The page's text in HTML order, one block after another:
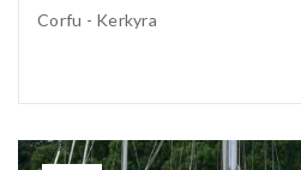
Corfu - Kerkyra